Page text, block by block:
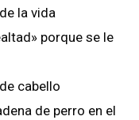
la vida
porque se le
cabello
de perro en el